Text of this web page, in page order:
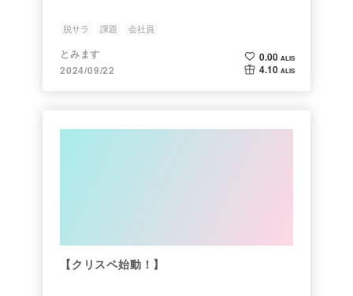
脱サラ 課題 会社員
とみます
2024/09/22
0.00 ALIS
4.10 ALIS
【クリスペ始動！】